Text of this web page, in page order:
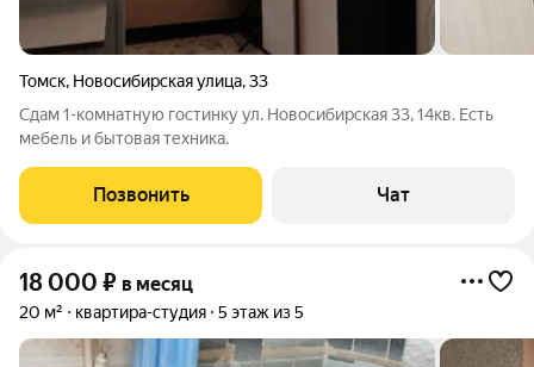
Томск, Новосибирская улица,33
Сдам 1-комнатную гостинку ул. Новосибирская 33, 14кв. Есть
мебель и бытовая техника.
Позвонить Чат
18 000 ₽ в месяц
20 м² квартира-студия 5 этаж из 5